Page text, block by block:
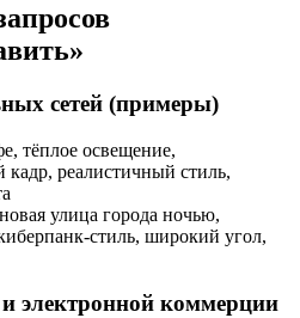
сетей (примеры)
тёплое освещение,
кадр, реалистичный стиль,
улица города ночью,
стиль, широкий угол,
электронной коммерции